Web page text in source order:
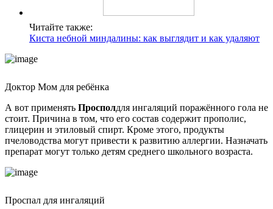
Читайте также:
Киста небной миндалины: как выглядит и как удаляют
Доктор Мом для ребёнка
А вот применять Просполдля ингаляций поражённого гола не
стоит. Причина в том, что его состав содержит прополис,
глицерин и этиловый спирт. Кроме этого, продукты
пчеловодства могут привести к развитию аллергии. Назначать
препарат могут только детям среднего школьного возраста.
Проспал для ингаляций